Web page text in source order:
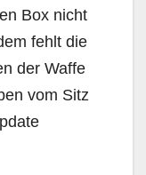
Box nicht
fehlt die
der Waffe
vom Sitz